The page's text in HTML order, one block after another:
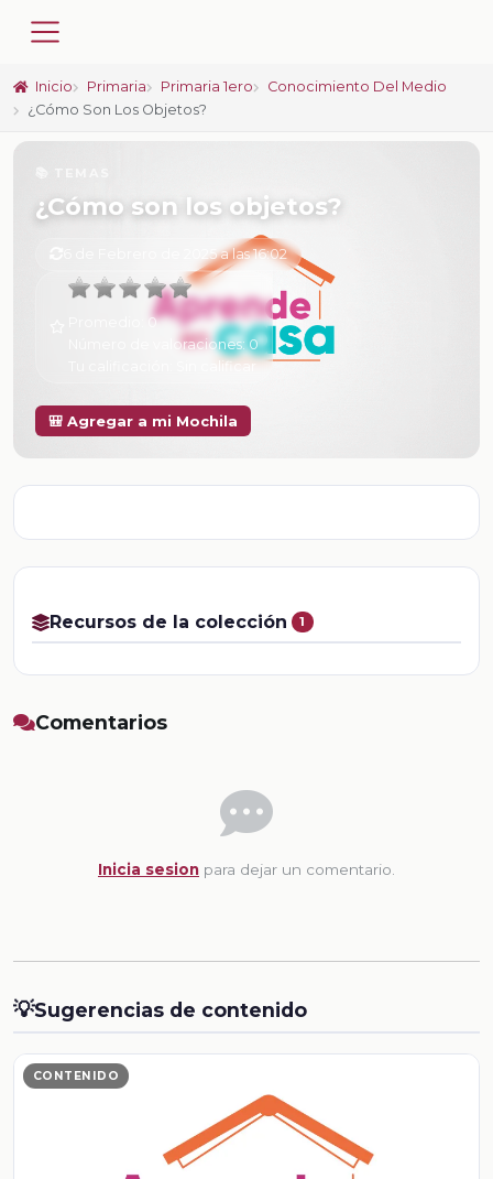
Inicio Primaria Primaria 1ero
Conocimiento Del Medio
¿Cómo Son Los Objetos?
¿Cómo son los objetos?
6 de Febrero de 2025 a las 16:02
0
Número de valoraciones:0
Sin calificar
🎒 Agregar a mi Mochila
Recursos de la colección 1
Comentarios
Inicia sesion para dejar un comentario.
💡Sugerencias de contenido
CONTENIDO